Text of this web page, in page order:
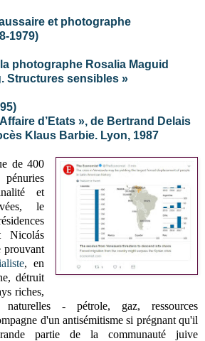
et photographe
1979)
photographe Rosalia Maguid
Structures sensibles »
d’Etats », de Bertrand Delais
Klaus Barbie. Lyon, 1987
de 400
et
le
Nicolás
prouvant
, en
détruit
riches,
naturelles - pétrole, gaz, ressources
d'un antisémitisme si prégnant qu'il
partie de la communauté juive